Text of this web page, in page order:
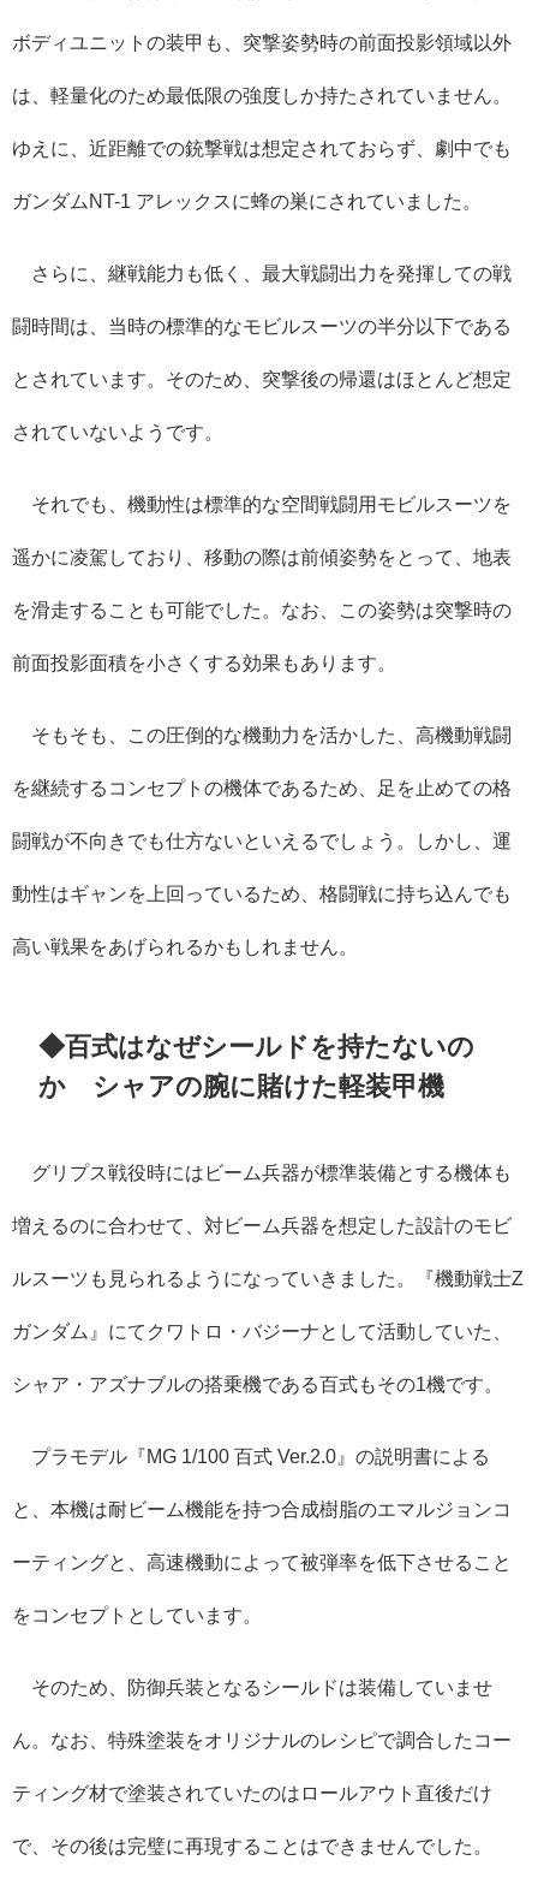
ボディユニットの装甲も、突撃姿勢時の前面投影領域以外
は、軽量化のため最低限の強度しか持たされていません。
ゆえに、近距離での銃撃戦は想定されておらず、劇中でも
ガンダムNT-1 アレックスに蜂の巣にされていました。
さらに、継戦能力も低く、最大戦闘出力を発揮しての戦
闘時間は、当時の標準的なモビルスーツの半分以下である
とされています。そのため、突撃後の帰還はほとんど想定
されていないようです。
それでも、機動性は標準的な空間戦闘用モビルスーツを
遥かに凌駕しており、移動の際は前傾姿勢をとって、地表
を滑走することも可能でした。なお、この姿勢は突撃時の
前面投影面積を小さくする効果もあります。
そもそも、この圧倒的な機動力を活かした、高機動戦闘
を継続するコンセプトの機体であるため、足を止めての格
闘戦が不向きでも仕方ないといえるでしょう。しかし、運
動性はギャンを上回っているため、格闘戦に持ち込んでも
高い戦果をあげられるかもしれません。
◆百式はなぜシールドを持たないの
か シャアの腕に賭けた軽装甲機
グリプス戦役時にはビーム兵器が標準装備とする機体も
増えるのに合わせて、対ビーム兵器を想定した設計のモビ
ルスーツも見られるようになっていきました。『機動戦士Z
ガンダム』にてクワトロ・バジーナとして活動していた、
シャア・アズナブルの搭乗機である百式もその1機です。
プラモデル『MG 1/100 百式 Ver.2.0』の説明書による
と、本機は耐ビーム機能を持つ合成樹脂のエマルジョンコ
ーティングと、高速機動によって被弾率を低下させること
をコンセプトとしています。
そのため、防御兵装となるシールドは装備していませ
ん。なお、特殊塗装をオリジナルのレシピで調合したコー
ティング材で塗装されていたのはロールアウト直後だけ
で、その後は完璧に再現することはできませんでした。